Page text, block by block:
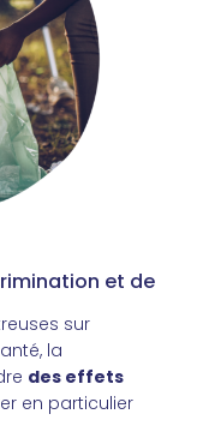
et de
sur
la
des effets
en particulier